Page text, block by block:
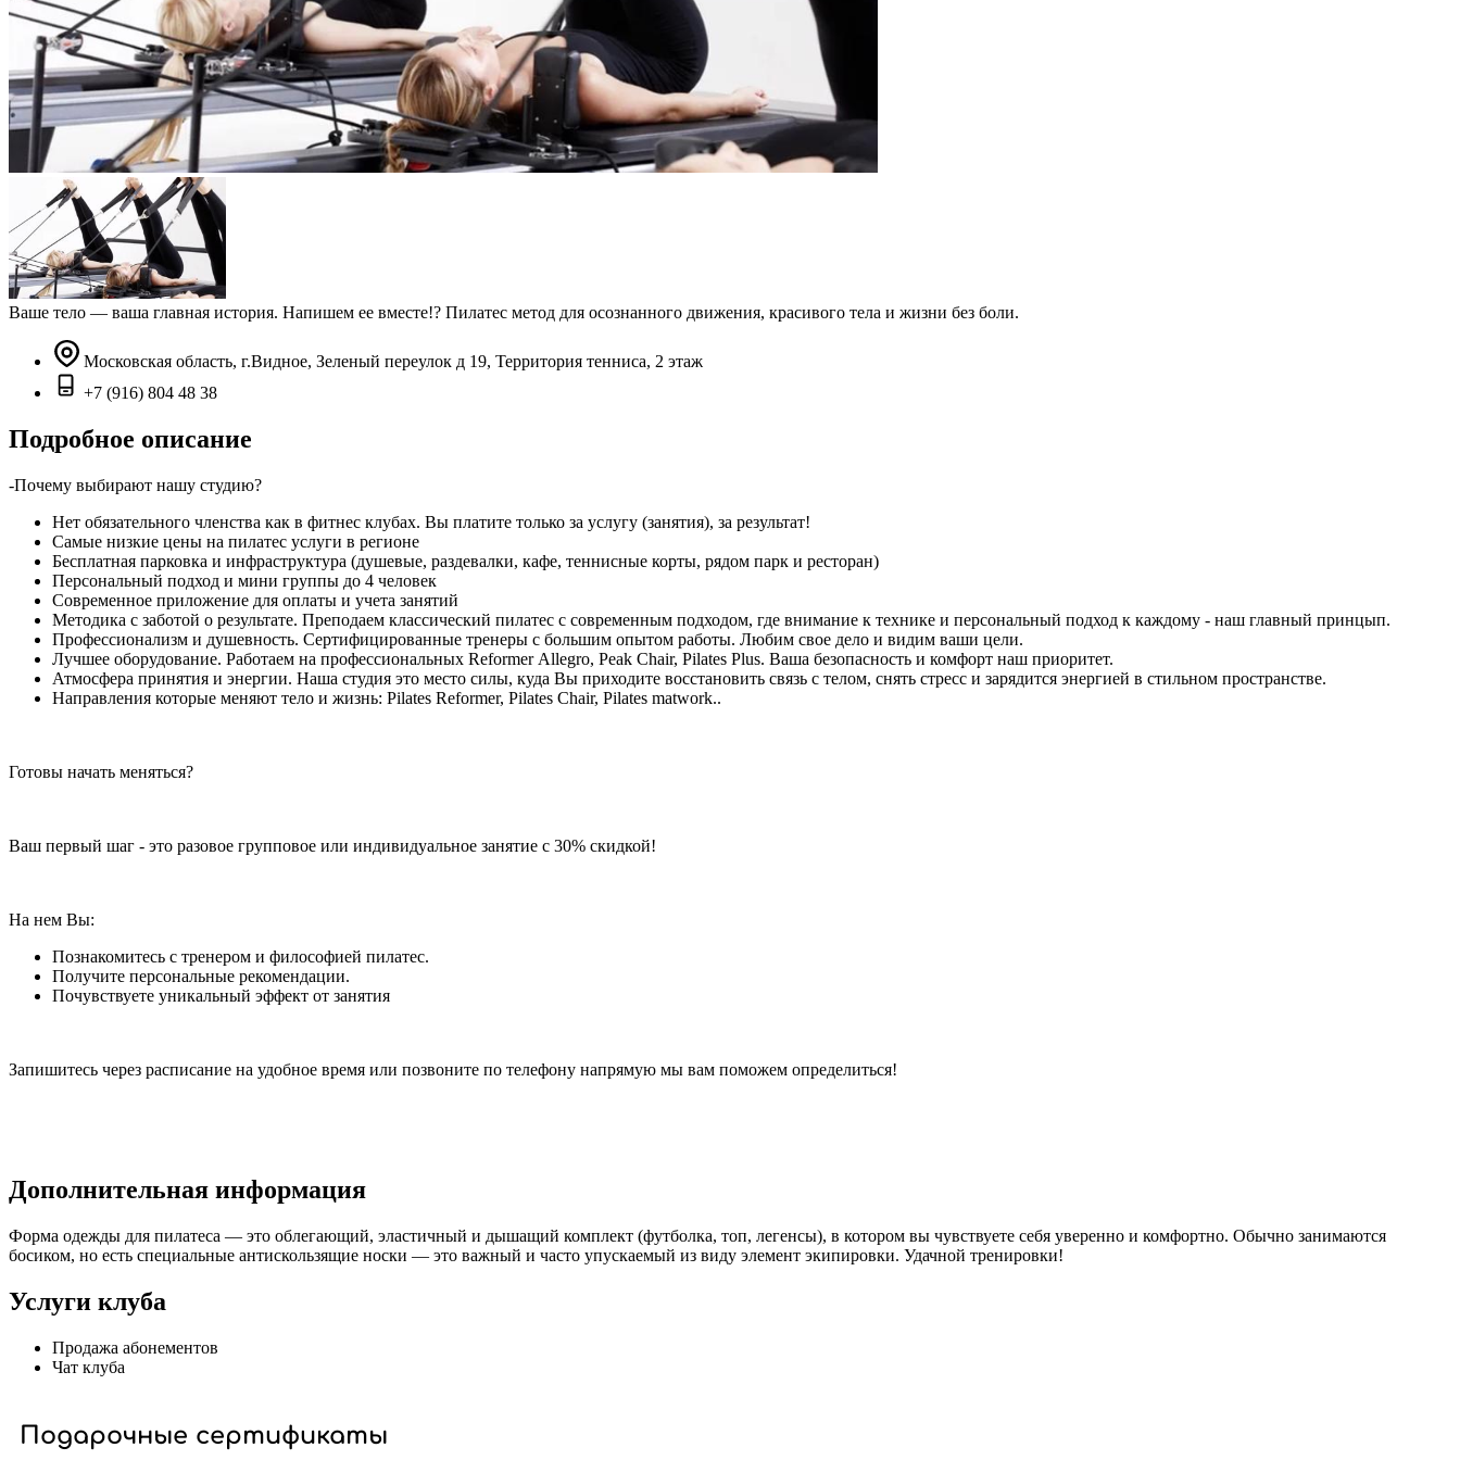
Ваше тело — ваша главная история. Напишем ее вместе!? Пилатес метод для осознанного движения, красивого тела и жизни без боли.
Московская область, г.Видное, Зеленый переулок д 19, Территория тенниса, 2 этаж
+7 (916) 804 48 38
Подробное описание
-Почему выбирают нашу студию?
Нет обязательного членства как в фитнес клубах. Вы платите только за услугу (занятия), за результат!
Самые низкие цены на пилатес услуги в регионе
Бесплатная парковка и инфраструктура (душевые, раздевалки, кафе, теннисные корты, рядом парк и ресторан)
Персональный подход и мини группы до 4 человек
Современное приложение для оплаты и учета занятий
Методика с заботой о результате. Преподаем классический пилатес с современным подходом, где внимание к технике и персональный подход к каждому - наш главный принцып.
Профессионализм и душевность. Сертифицированные тренеры с большим опытом работы. Любим свое дело и видим ваши цели.
Лучшее оборудование. Работаем на профессиональных Reformer Allegro, Peak Chair, Pilates Plus. Ваша безопасность и комфорт наш приоритет.
Атмосфера принятия и энергии. Наша студия это место силы, куда Вы приходите восстановить связь с телом, снять стресс и зарядится энергией в стильном пространстве.
Направления которые меняют тело и жизнь: Pilates Reformer, Pilates Chair, Pilates matwork..
Готовы начать меняться?
Ваш первый шаг - это разовое групповое или индивидуальное занятие с 30% скидкой!
На нем Вы:
Познакомитесь с тренером и философией пилатес.
Получите персональные рекомендации.
Почувствуете уникальный эффект от занятия
Запишитесь через расписание на удобное время или позвоните по телефону напрямую мы вам поможем определиться!
Дополнительная информация
Форма одежды для пилатеса — это облегающий, эластичный и дышащий комплект (футболка, топ, легенсы), в котором вы чувствуете себя уверенно и комфортно. Обычно занимаются
босиком, но есть специальные антискользящие носки — это важный и часто упускаемый из виду элемент экипировки. Удачной тренировки!
Услуги клуба
Продажа абонементов
Чат клуба